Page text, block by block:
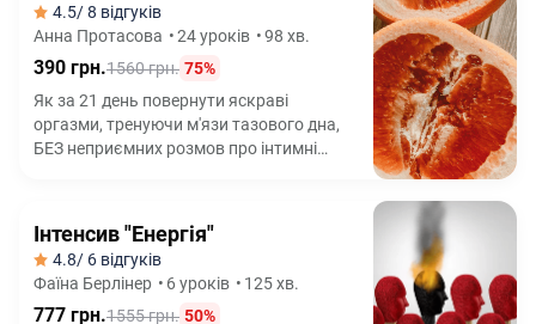
4.5/ 8 відгуків
Анна Протасова •24 уроків •98 хв.
390 грн.1560 грн. 75%
Як за 21 день повернути яскраві
оргазми, тренуючи м'язи тазового дна,
БЕЗ неприємних розмов про інтимні
Інтенсив "Енергія"
4.8/ 6 відгуків
Фаїна Берлінер • 6 уроків • 125 хв.
777 грн.1555 грн. 50%